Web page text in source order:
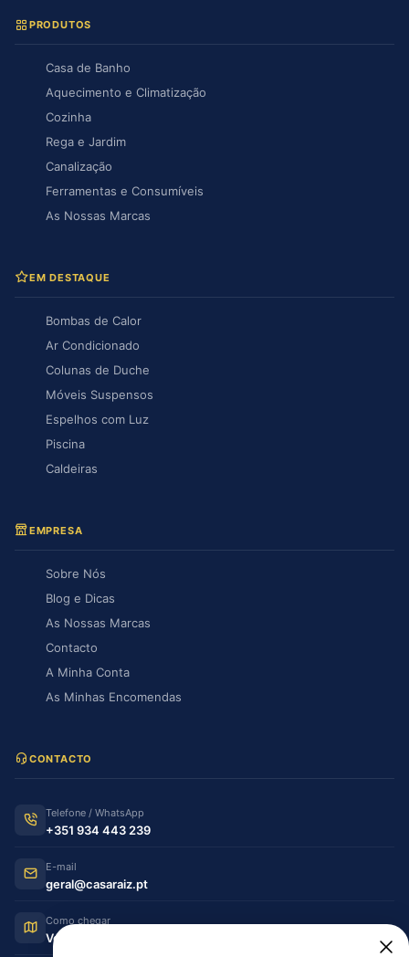
PRODUTOS
Casa de Banho
Aquecimento e Climatização
Cozinha
Rega e Jardim
Canalização
Ferramentas e Consumíveis
As Nossas Marcas
EM DESTAQUE
Bombas de Calor
Ar Condicionado
Colunas de Duche
Móveis Suspensos
Espelhos com Luz
Piscina
Caldeiras
EMPRESA
Sobre Nós
Blog e Dicas
As Nossas Marcas
Contacto
A Minha Conta
As Minhas Encomendas
CONTACTO
Telefone / WhatsApp
+351 934 443 239
E-mail
geral@casaraiz.pt
Como chegar
Ver no Google Maps